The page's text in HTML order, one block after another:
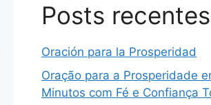
Posts recentes
Oración para la Prosperidad
Oração para a Prosperidade
Minutos com Fé e Confiança